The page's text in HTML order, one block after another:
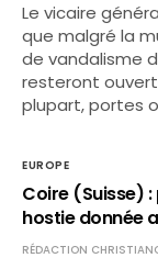
Le vicaire
que malgré la
de vandalisme
resteront
plupart, portes
EUROPE
Coire (Suisse)
hostie donnée
RÉDACTION